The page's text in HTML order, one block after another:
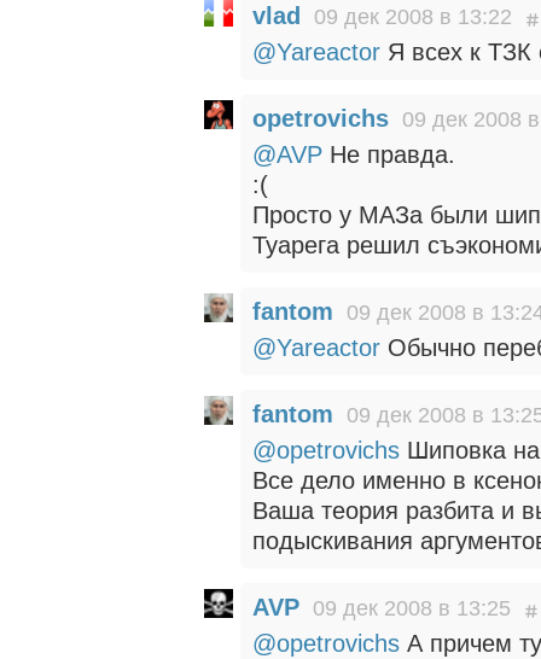
vlad 09 дек 2008 в 13:22
@Yareactor Я всех к ТЗК
opetrovichs 09 дек 2008
@AVP Не правда.
:(
Просто у МАЗа были
Туарега решил
fantom 09 дек 2008 в
@Yareactor Обычно
fantom 09 дек 2008 в
@opetrovichs Шиповка
Все дело именно в
Ваша теория разбита и
подыскивания
AVP 09 дек 2008 в 13:25
@opetrovichs А причем